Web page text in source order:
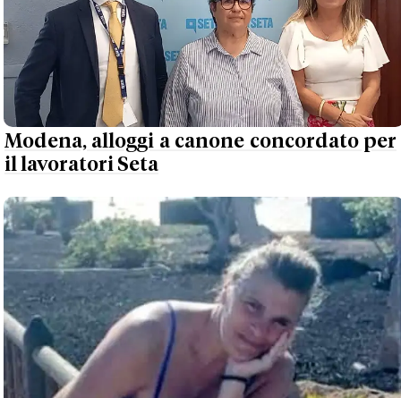
Modena, alloggi a canone concordato per
il lavoratori Seta